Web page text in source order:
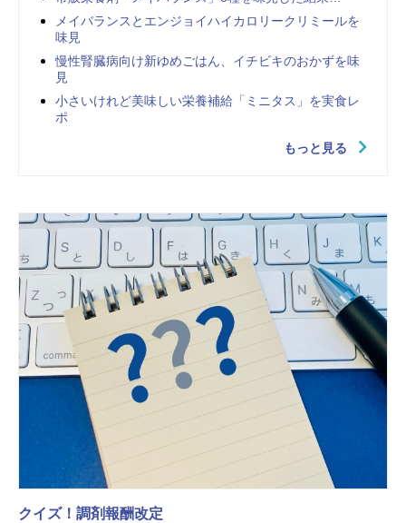
メイバランスとエンジョイハイカロリークリミールを
味見
慢性腎臓病向け新ゆめごはん、イチビキのおかずを味
見
小さいけれど美味しい栄養補給「ミニタス」を実食レ
ポ
もっと見る
クイズ！調剤報酬改定